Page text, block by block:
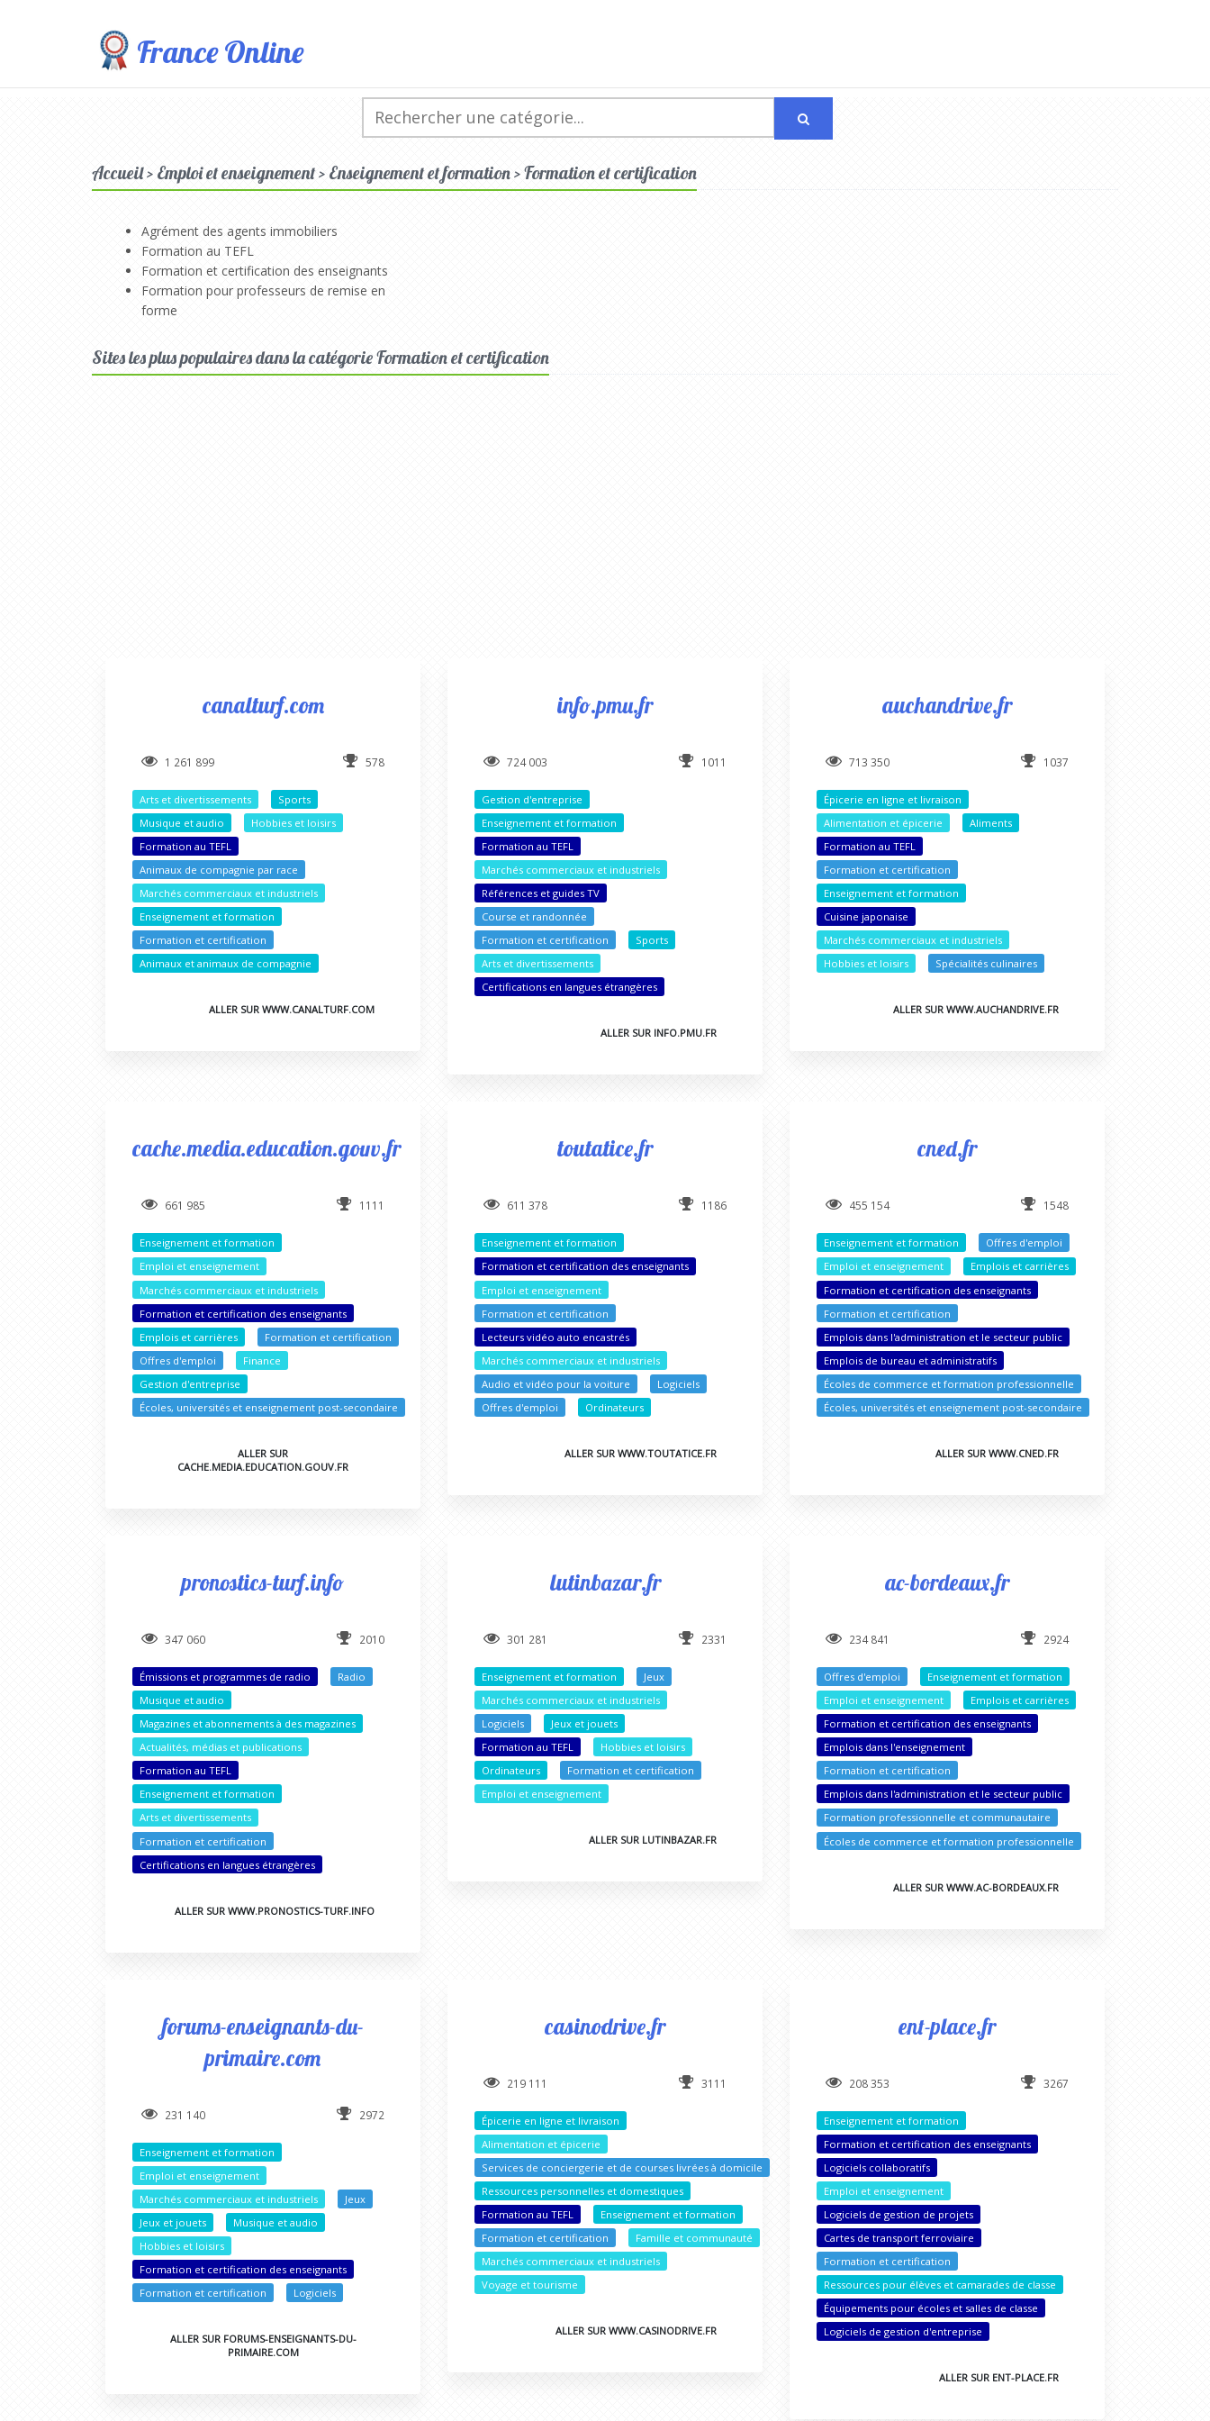
France Online
Accueil > Emploi et enseignement > Enseignement et formation > Formation et certification
Agrément des agents immobiliers
Formation au TEFL
Formation et certification des enseignants
Formation pour professeurs de remise en
forme
Sites les plus populaires dans la catégorie Formation et certification
canalturf.com
1 261 899 578
Arts et divertissements
Sports
Musique et audio
Hobbies et loisirs
Formation au TEFL
Animaux de compagnie par race
Marchés commerciaux et industriels
Enseignement et formation
Formation et certification
Animaux et animaux de compagnie
ALLER SUR WWW.CANALTURF.COM
info.pmu.fr
724 003 1011
Gestion d'entreprise
Enseignement et formation
Formation au TEFL
Marchés commerciaux et industriels
Références et guides TV
Course et randonnée
Formation et certification
Sports
Arts et divertissements
Certifications en langues étrangères
ALLER SUR INFO.PMU.FR
auchandrive.fr
713 350 1037
Épicerie en ligne et livraison
Alimentation et épicerie
Aliments
Formation au TEFL
Formation et certification
Enseignement et formation
Cuisine japonaise
Marchés commerciaux et industriels
Hobbies et loisirs
Spécialités culinaires
ALLER SUR WWW.AUCHANDRIVE.FR
cache.media.education.gouv.fr
661 985 1111
Enseignement et formation
Emploi et enseignement
Marchés commerciaux et industriels
Formation et certification des enseignants
Emplois et carrières
Formation et certification
Offres d'emploi
Finance
Gestion d'entreprise
Écoles, universités et enseignement post-secondaire
ALLER SUR
CACHE.MEDIA.EDUCATION.GOUV.FR
toutatice.fr
611 378 1186
Enseignement et formation
Formation et certification des enseignants
Emploi et enseignement
Formation et certification
Lecteurs vidéo auto encastrés
Marchés commerciaux et industriels
Audio et vidéo pour la voiture
Logiciels
Offres d'emploi
Ordinateurs
ALLER SUR WWW.TOUTATICE.FR
cned.fr
455 154 1548
Enseignement et formation
Offres d'emploi
Emploi et enseignement
Emplois et carrières
Formation et certification des enseignants
Formation et certification
Emplois dans l'administration et le secteur public
Emplois de bureau et administratifs
Écoles de commerce et formation professionnelle
Écoles, universités et enseignement post-secondaire
ALLER SUR WWW.CNED.FR
pronostics-turf.info
347 060 2010
Émissions et programmes de radio
Radio
Musique et audio
Magazines et abonnements à des magazines
Actualités, médias et publications
Formation au TEFL
Enseignement et formation
Arts et divertissements
Formation et certification
Certifications en langues étrangères
ALLER SUR WWW.PRONOSTICS-TURF.INFO
lutinbazar.fr
301 281 2331
Enseignement et formation
Jeux
Marchés commerciaux et industriels
Logiciels
Jeux et jouets
Formation au TEFL
Hobbies et loisirs
Ordinateurs
Formation et certification
Emploi et enseignement
ALLER SUR LUTINBAZAR.FR
ac-bordeaux.fr
234 841 2924
Offres d'emploi
Enseignement et formation
Emploi et enseignement
Emplois et carrières
Formation et certification des enseignants
Emplois dans l'enseignement
Formation et certification
Emplois dans l'administration et le secteur public
Formation professionnelle et communautaire
Écoles de commerce et formation professionnelle
ALLER SUR WWW.AC-BORDEAUX.FR
forums-enseignants-du-
primaire.com
231 140 2972
Enseignement et formation
Emploi et enseignement
Marchés commerciaux et industriels
Jeux
Jeux et jouets
Musique et audio
Hobbies et loisirs
Formation et certification des enseignants
Formation et certification
Logiciels
ALLER SUR FORUMS-ENSEIGNANTS-DU-
PRIMAIRE.COM
casinodrive.fr
219 111 3111
Épicerie en ligne et livraison
Alimentation et épicerie
Services de conciergerie et de courses livrées à domicile
Ressources personnelles et domestiques
Formation au TEFL
Enseignement et formation
Formation et certification
Famille et communauté
Marchés commerciaux et industriels
Voyage et tourisme
ALLER SUR WWW.CASINODRIVE.FR
ent-place.fr
208 353 3267
Enseignement et formation
Formation et certification des enseignants
Logiciels collaboratifs
Emploi et enseignement
Logiciels de gestion de projets
Cartes de transport ferroviaire
Formation et certification
Ressources pour élèves et camarades de classe
Équipements pour écoles et salles de classe
Logiciels de gestion d'entreprise
ALLER SUR ENT-PLACE.FR